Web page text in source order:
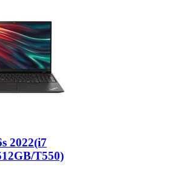
2022(i7
T550)